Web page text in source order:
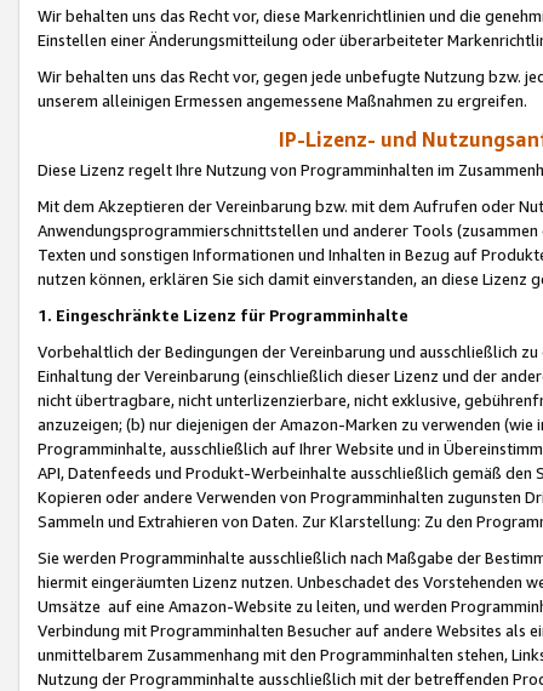
Wir behalten uns das Recht vor, diese Markenrichtlinien und die
Einstellen einer Änderungsmitteilung oder überarbeiteter
Wir behalten uns das Recht vor, gegen jede unbefugte Nutzung bzw.
unserem alleinigen Ermessen angemessene Maßnahmen zu ergreifen.
IP-Lizenz- und
Diese Lizenz regelt Ihre Nutzung von Programminhalten im
Mit dem Akzeptieren der Vereinbarung bzw. mit dem Aufrufen oder
Anwendungsprogrammierschnittstellen und anderer Tools (zusammen
Texten und sonstigen Informationen und Inhalten in Bezug auf
nutzen können, erklären Sie sich damit einverstanden, an diese Lizenz
1. Eingeschränkte Lizenz für Programminhalte
Vorbehaltlich der Bedingungen der Vereinbarung und ausschließlich
Einhaltung der Vereinbarung (einschließlich dieser Lizenz und der
nicht übertragbare, nicht unterlizenzierbare, nicht exklusive,
anzuzeigen; (b) nur diejenigen der Amazon-Marken zu verwenden
Programminhalte, ausschließlich auf Ihrer Website und in
API, Datenfeeds und Produkt-Werbeinhalte ausschließlich gemäß
Kopieren oder andere Verwenden von Programminhalten zugunsten
Sammeln und Extrahieren von Daten. Zur Klarstellung: Zu den
Sie werden Programminhalte ausschließlich nach Maßgabe der
hiermit eingeräumten Lizenz nutzen. Unbeschadet des Vorstehenden
Umsätze auf eine Amazon-Website zu leiten, und werden
Verbindung mit Programminhalten Besucher auf andere Websites als
unmittelbarem Zusammenhang mit den Programminhalten stehen,
Nutzung der Programminhalte ausschließlich mit der betreffenden